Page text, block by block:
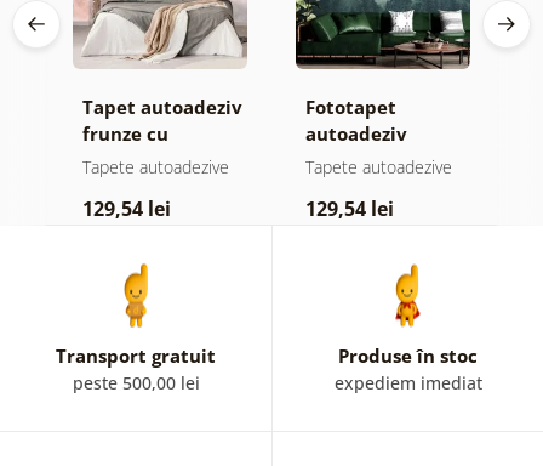
Tapet autoadeziv
frunze cu
atingere
Tapete autoadezive
129,54 lei
Fototapet
autoadeziv
pădure în ceață
Tapete autoadezive
129,54 lei
Transport gratuit
peste 500,00 lei
Produse în stoc
expediem imediat